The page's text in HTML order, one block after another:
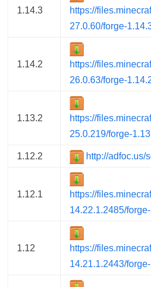
1.14.3
https://
27.0.60/forge-
1.14.2
https://
26.0.63/forge-
1.13.2
https://
25.0.219/forge-
1.12.2 http://adfoc.us/
1.12.1
https://
14.22.1.2485/
1.12
https://
14.21.1.2443/